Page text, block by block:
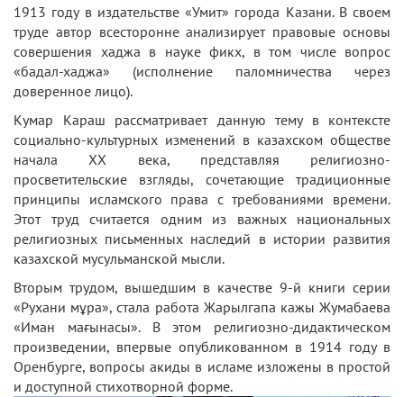
1913 году в издательстве «Умит» города Казани. В своем
труде автор всесторонне анализирует правовые основы
совершения хаджа в науке фикх, в том числе вопрос
«бадал-хаджа» (исполнение паломничества через
доверенное лицо).
Кумар Караш рассматривает данную тему в контексте
социально-культурных изменений в казахском обществе
начала XX века, представляя религиозно-
просветительские взгляды, сочетающие традиционные
принципы исламского права с требованиями времени.
Этот труд считается одним из важных национальных
религиозных письменных наследий в истории развития
казахской мусульманской мысли.
Вторым трудом, вышедшим в качестве 9-й книги серии
«Рухани мұра», стала работа Жарылгапа кажы Жумабаева
«Иман мағынасы». В этом религиозно-дидактическом
произведении, впервые опубликованном в 1914 году в
Оренбурге, вопросы акиды в исламе изложены в простой
и доступной стихотворной форме.